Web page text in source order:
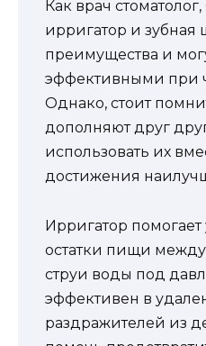
Как врач
ирригатор и зубная
преимущества и
эффективными при
Однако, стоит
дополняют друг
использовать их
достижения
Ирригатор помогает
остатки пищи
струи воды под
эффективен в
раздражителей из